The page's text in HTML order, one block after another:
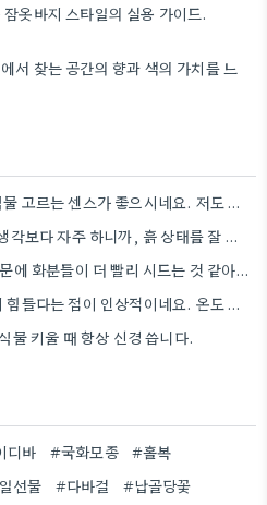
옷바지 스타일의 실용 가이드.
서 찾는 공간의 향과 색의 가치를 느
스킨답서스처럼 관리가 쉬운 식물 고르는 센스가 좋으시네요. 저도 처음 식물 키울 때 스킨답서스를 선물받았었는데 잘…
분갈이는 꼭 필요한 게 아니라 생각보다 자주 하니까, 흙 상태를 잘 보면서 판단하는 게 중요하겠어요.
사진에서 보니, 겨울철 햇빛 때문에 화분들이 더 빨리 시드는 것 같아요. 특히 창가에 두는 위치도…
심비디움이 여름에 꽃을 피우기 힘들다는 점이 인상적이네요. 온도 조절과 통풍도 정말 중요할 것 같아요.
물 키울 때 항상 신경 씁니다.
디바 #국화모종
#홀복
선물 #다바걸 #납골당꽃